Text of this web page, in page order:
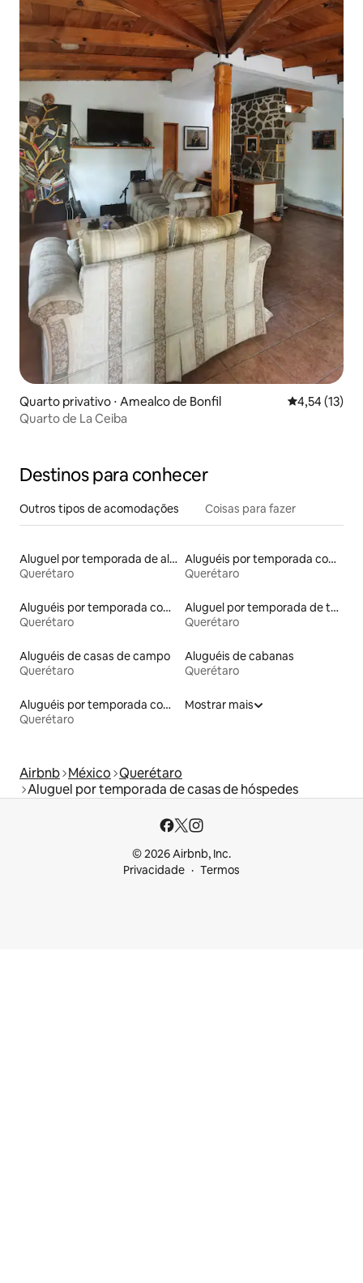
Quarto privativo ⋅ Amealco de Bonfil 4,54 de uma
4,54 (13)
Quarto de La Ceiba
Destinos para conhecer
Outros tipos de acomodações Coisas para fazer
Aluguel por temporada de alojamentos ecológicos
Querétaro
Aluguéis por temporada com banheira de hidromassagem
Querétaro
Aluguéis por temporada com banheiro para PCD
Querétaro
Aluguel por temporada de tendas
Querétaro
Aluguéis de casas de campo
Querétaro
Aluguéis de cabanas
Querétaro
Aluguéis por temporada com suítes privativas
Querétaro
Mostrar mais
Airbnb México Querétaro
Aluguel por temporada de casas de hóspedes
© 2026 Airbnb, Inc.
Privacidade
Termos